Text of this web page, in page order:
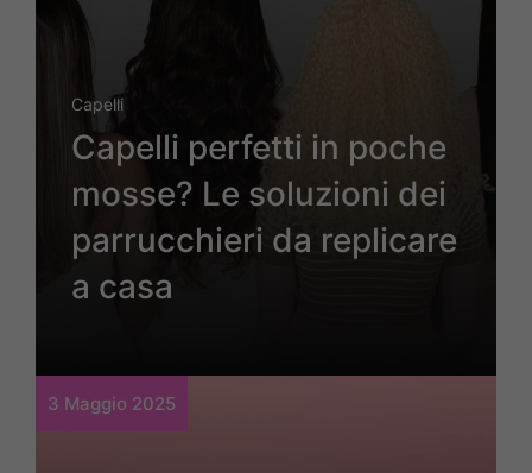
Capelli
Capelli perfetti in poche
mosse? Le soluzioni dei
parrucchieri da replicare
a casa
3 Maggio 2025